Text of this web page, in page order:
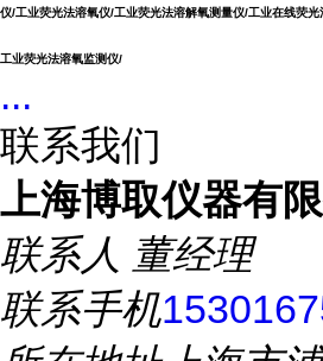
仪/工业荧光法溶氧仪/工业荧光法溶解氧测量仪/工业在线荧
工业荧光法溶氧监测仪/
...
联系我们
上海博取仪器有
联系人 董经理
联系手机